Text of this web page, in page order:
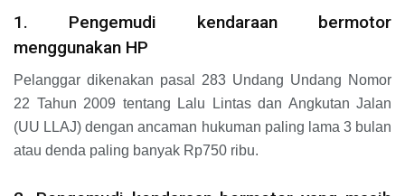
1. Pengemudi kendaraan bermotor
menggunakan HP
Pelanggar dikenakan pasal 283 Undang Undang Nomor
22 Tahun 2009 tentang Lalu Lintas dan Angkutan Jalan
(UU LLAJ) dengan ancaman hukuman paling lama 3 bulan
atau denda paling banyak Rp750 ribu.